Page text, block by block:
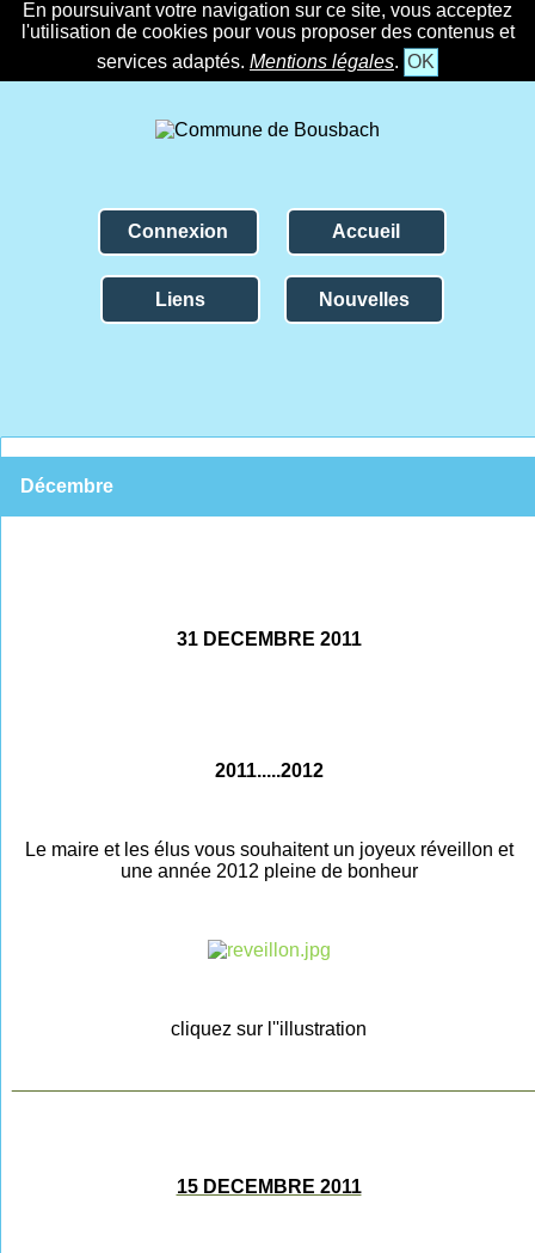
En poursuivant votre navigation sur ce site, vous acceptez
l'utilisation de cookies pour vous proposer des contenus et
services adaptés. Mentions légales. OK
Connexion Accueil
Liens Nouvelles
Décembre
31 DECEMBRE 2011
2011.....2012
Le maire et les élus vous souhaitent un joyeux réveillon et
une année 2012 pleine de bonheur
cliquez sur l''illustration
15 DECEMBRE 2011